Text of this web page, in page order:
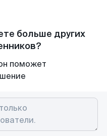
больше других
поможет